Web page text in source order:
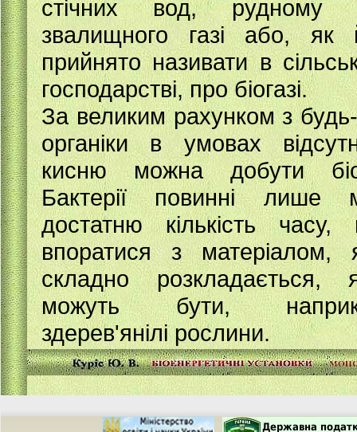
стічних вод, рудному
звалищного газі або, як
прийнято називати в
господарстві, про біогазі.
За великим рахунком з будь-
органіки в умовах
кисню можна добути
Бактерії повинні лише
достатню кількість
впоратися з матеріалом,
складно розкладається,
можуть бути,
здерев'янілі рослини.